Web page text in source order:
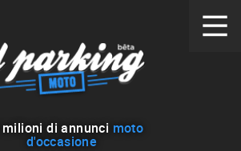
milioni di annunci moto
d'occasione